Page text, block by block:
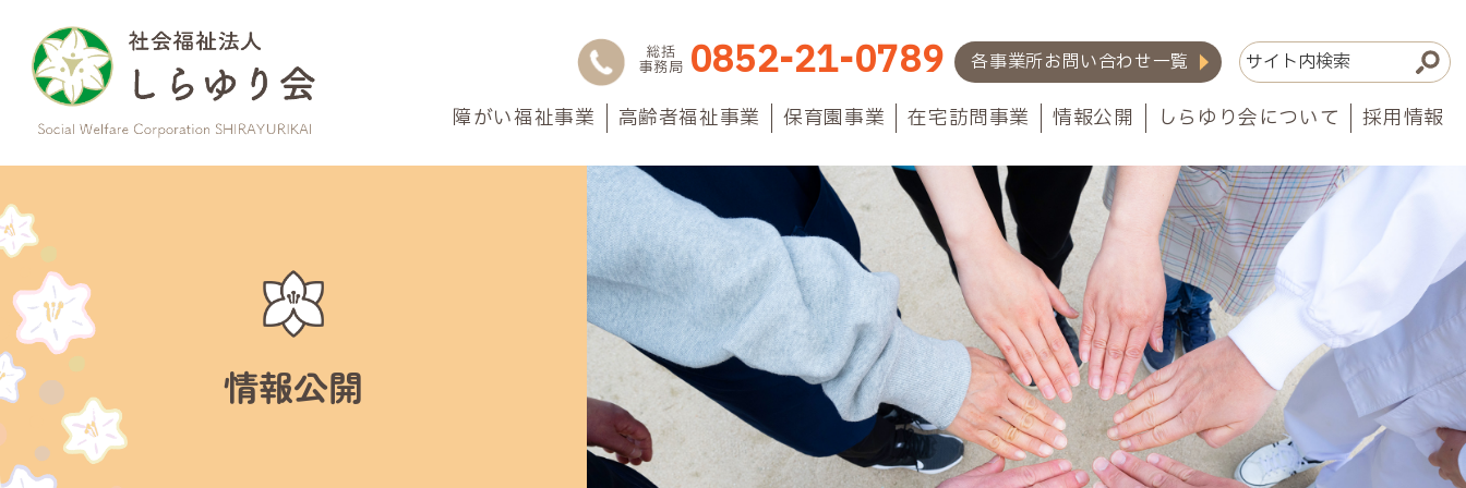
総括
事務局 0852-21-0789 各事業所お問い合わせ一覧
障がい福祉事業 高齢者福祉事業 保育園事業 在宅訪問事業 情報公開 しらゆり会について 採用情報
情報公開